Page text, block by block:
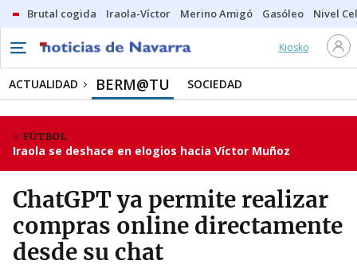
Brutal cogida Iraola-Víctor Merino Amigó Gasóleo Nivel
Kiosko
ACTUALIDAD BERM@TU SOCIEDAD
FÚTBOL
Iraola se deshace en elogios hacia Víctor Muñoz
ChatGPT ya permite realizar
compras online directamente
desde su chat